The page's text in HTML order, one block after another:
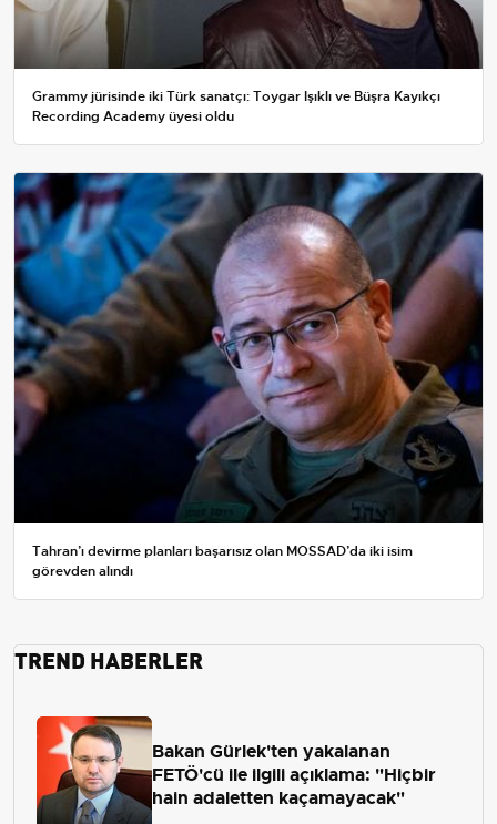
Grammy jürisinde iki Türk sanatçı: Toygar Işıklı ve Büşra Kayıkçı
Recording Academy üyesi oldu
Tahran’ı devirme planları başarısız olan MOSSAD’da iki isim
görevden alındı
TREND HABERLER
Bakan Gürlek'ten yakalanan
FETÖ'cü ile ilgili açıklama: "Hiçbir
hain adaletten kaçamayacak"